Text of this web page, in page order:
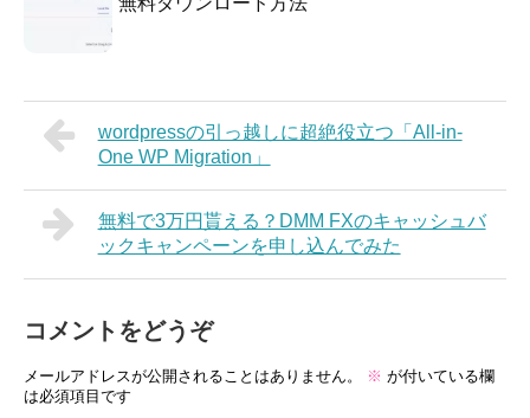
wordpressの引っ越しに超絶役立つ「All-in-
One WP Migration」
無料で3万円貰える？DMM FXのキャッシュバ
ックキャンペーンを申し込んでみた
コメントをどうぞ
メールアドレスが公開されることはありません。 ※ が付いている欄
は必須項目です